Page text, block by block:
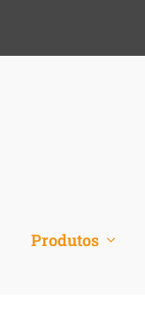
Produtos